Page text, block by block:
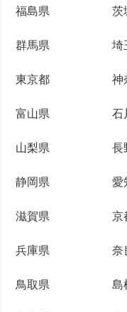
福島県 茨
群馬県 埼
東京都 神
富山県 石
山梨県 長
静岡県 愛
滋賀県 京
兵庫県 奈
鳥取県 島